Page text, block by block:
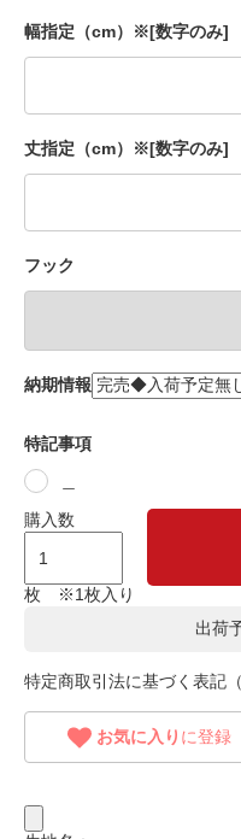
幅指定（cm）※[数字のみ]
丈指定（cm）※[数字のみ]
フック
納期情報
特記事項
購入数
枚 ※1枚入り
出荷
特定商取引法に基づく表記（
お気に入り に登録